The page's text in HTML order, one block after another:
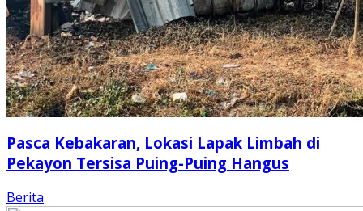
Pasca Kebakaran, Lokasi Lapak Limbah di
Pekayon Tersisa Puing-Puing Hangus
Berita